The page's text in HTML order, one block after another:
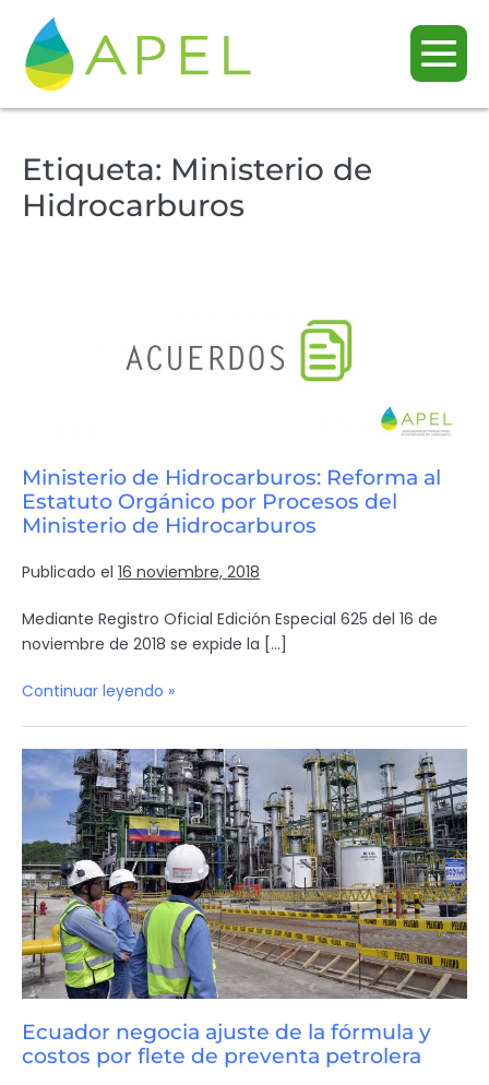
Etiqueta: Ministerio de
Hidrocarburos
Ministerio de Hidrocarburos: Reforma al
Estatuto Orgánico por Procesos del
Ministerio de Hidrocarburos
Publicado el 16 noviembre, 2018
Mediante Registro Oficial Edición Especial 625 del 16 de
noviembre de 2018 se expide la […]
Continuar leyendo »
Ecuador negocia ajuste de la fórmula y
costos por flete de preventa petrolera